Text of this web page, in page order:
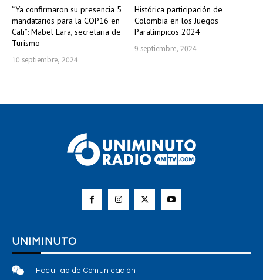
“Ya confirmaron su presencia 5
mandatarios para la COP16 en
Cali”: Mabel Lara, secretaria de
Turismo
10 septiembre, 2024
Histórica participación de
Colombia en los Juegos
Paralímpicos 2024
9 septiembre, 2024
UNIMINUTO
Facultad de Comunicación